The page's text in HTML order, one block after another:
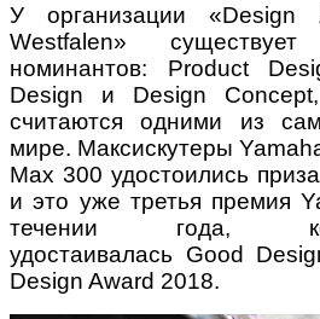
У организации «Design
Westfalen»
номинантов: Product
Design и Design
считаются одними из
мире. Максискутеры
Max 300 удостоились
и это уже третья премия
течении года,
удостаивалась Good
Design Award 2018.